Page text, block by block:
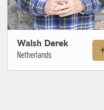
Walsh Derek
Netherlands